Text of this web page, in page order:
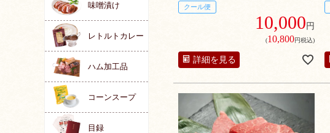
味噌漬け
レトルトカレー
ハム加工品
コーンスープ
目録
クール便
10,000円
(10,800円税込)
詳細を見る